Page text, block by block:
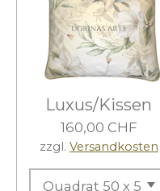
Luxus/Kissen
160,00 CHF
zzgl. Versandkosten